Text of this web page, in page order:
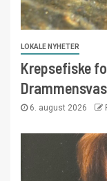
LOKALE NYHETER
Krepsefiske
6. august 2026